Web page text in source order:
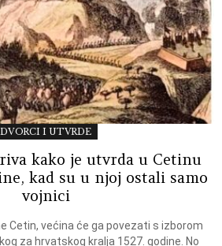
DVORCI I UTVRDE
kako je utvrda u Cetinu
kad su u njoj ostali samo
vojnici
Cetin, većina će ga povezati s izborom
za hrvatskog kralja 1527. godine. No